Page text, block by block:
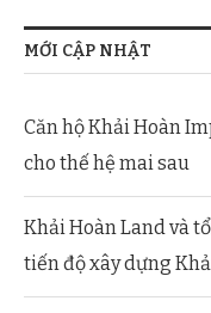
MỚI CẬP NHẬT
Căn hộ Khải Hoàn
cho thế hệ mai sau
Khải Hoàn Land và
tiến độ xây dựng